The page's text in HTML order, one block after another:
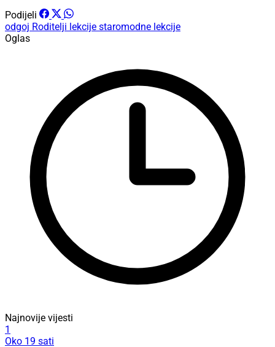
Podijeli
odgoj Roditelji lekcije staromodne lekcije
Oglas
Najnovije vijesti
1
Oko 19 sati